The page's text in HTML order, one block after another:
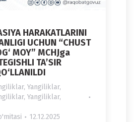
HARAKATLARINI
UCHUN “CHUST
MOY” MCHJga
TA’SIR
, Yangiliklar,
, Yangiliklar,
12.12.2025